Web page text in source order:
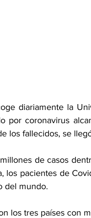
diariamente la
por coronavirus
los fallecidos, se
de casos
los pacientes de
del mundo.
los tres países con